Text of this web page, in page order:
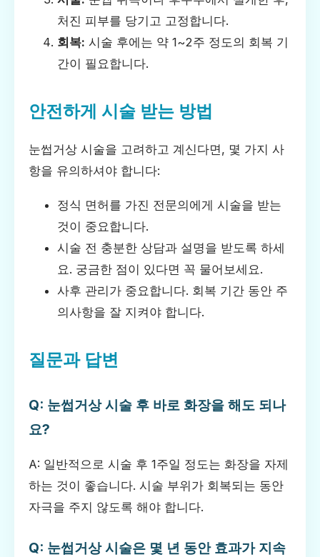
처진 피부를 당기고 고정합니다.
회복: 시술 후에는 약 1~2주 정도의 회복 기
간이 필요합니다.
안전하게 시술 받는 방법
눈썹거상 시술을 고려하고 계신다면, 몇 가지 사
항을 유의하셔야 합니다:
정식 면허를 가진 전문의에게 시술을 받는
것이 중요합니다.
시술 전 충분한 상담과 설명을 받도록 하세
요. 궁금한 점이 있다면 꼭 물어보세요.
사후 관리가 중요합니다. 회복 기간 동안 주
의사항을 잘 지켜야 합니다.
질문과 답변
Q: 눈썹거상 시술 후 바로 화장을 해도 되나
요?
A: 일반적으로 시술 후 1주일 정도는 화장을 자제
하는 것이 좋습니다. 시술 부위가 회복되는 동안
자극을 주지 않도록 해야 합니다.
Q: 눈썹거상 시술은 몇 년 동안 효과가 지속